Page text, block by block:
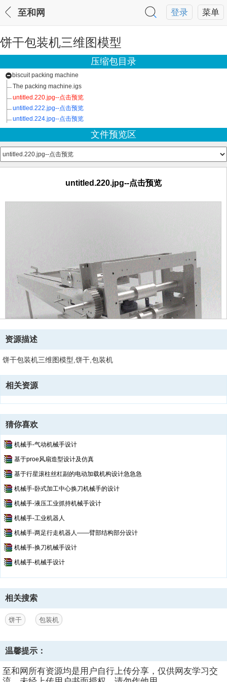
菜单
登录
至和网
饼干包装机三维图模型
压缩包目录
biscuit packing machine
The packing machine.igs
untitled.220.jpg--点击预览
untitled.222.jpg--点击预览
untitled.224.jpg--点击预览
文件预览区
untitled.220.jpg--点击预览
资源描述
饼干包装机三维图模型,饼干,包装机
相关资源
猜你喜欢
机械手-气动机械手设计
基于proe风扇造型设计及仿真
基于行星滚柱丝杠副的电动加载机构设计急急急
机械手-卧式加工中心换刀机械手的设计
机械手-液压工业抓持机械手设计
机械手-工业机器人
机械手-两足行走机器人——臂部结构部分设计
机械手-换刀机械手设计
机械手-机械手设计
相关搜索
饼干 包装机
温馨提示：
至和网所有资源均是用户自行上传分享，仅供网友学习交